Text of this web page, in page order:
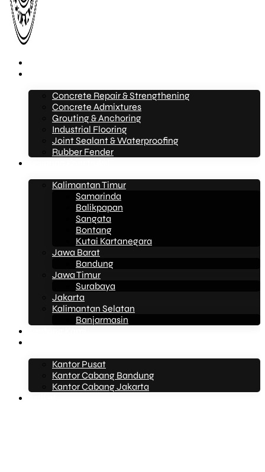
Concrete Repair & Strengthening
Concrete Admixtures
Grouting & Anchoring
Industrial Flooring
Joint Sealant & Waterproofing
Rubber Fender
Kalimantan Timur
Samarinda
Balikpapan
Sangata
Bontang
Kutai Kartanegara
Jawa Barat
Bandung
Jawa Timur
Surabaya
Jakarta
Kalimantan Selatan
Banjarmasin
Kantor Pusat
Kantor Cabang Bandung
Kantor Cabang Jakarta